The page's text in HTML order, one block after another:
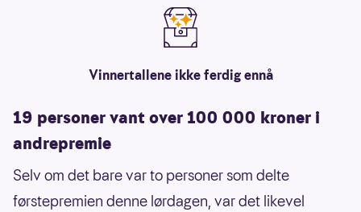
Vinnertallene ikke ferdig ennå
19 personer vant over 100 000 kroner i
andrepremie
Selv om det bare var to personer som delte
førstepremien denne lørdagen, var det likevel